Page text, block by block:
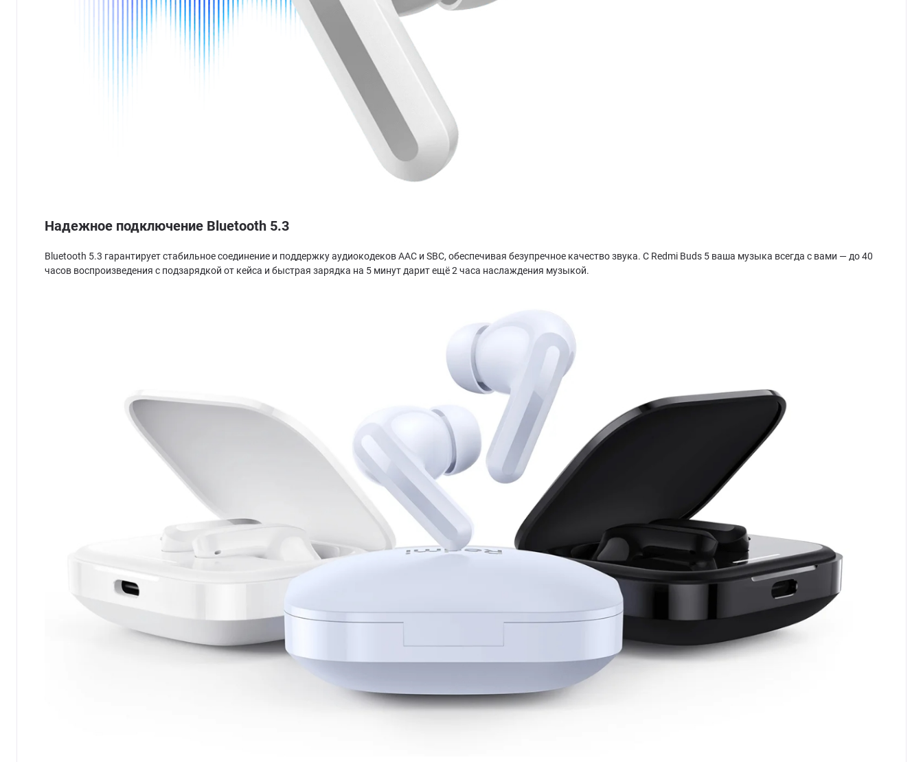
Надежное подключение Bluetooth 5.3
Bluetooth 5.3 гарантирует стабильное соединение и поддержку аудиокодеков AAC и SBC, обеспечивая безупречное качество звука. С Redmi Buds 5 ваша музыка всегда с вами — до 40
часов воспроизведения с подзарядкой от кейса и быстрая зарядка на 5 минут дарит ещё 2 часа наслаждения музыкой.